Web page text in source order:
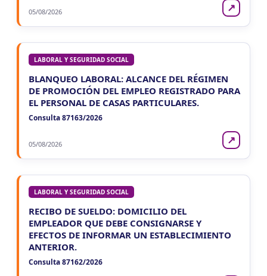
05/08/2026 ↗
LABORAL Y SEGURIDAD SOCIAL
BLANQUEO LABORAL: ALCANCE DEL RÉGIMEN
DE PROMOCIÓN DEL EMPLEO REGISTRADO PARA
EL PERSONAL DE CASAS PARTICULARES.
Consulta 87163/2026
05/08/2026 ↗
LABORAL Y SEGURIDAD SOCIAL
RECIBO DE SUELDO: DOMICILIO DEL
EMPLEADOR QUE DEBE CONSIGNARSE Y
EFECTOS DE INFORMAR UN ESTABLECIMIENTO
ANTERIOR.
Consulta 87162/2026